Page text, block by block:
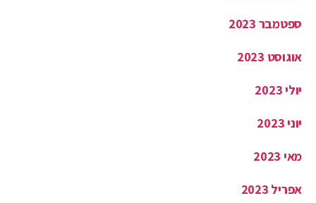
ספטמבר 2023
אוגוסט 2023
יולי 2023
יוני 2023
מאי 2023
אפריל 2023